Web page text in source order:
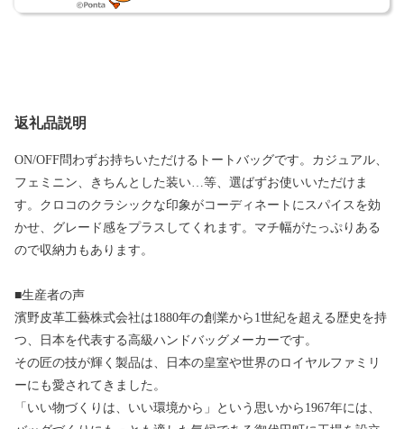
返礼品説明
ON/OFF問わずお持ちいただけるトートバッグです。カジュアル、
フェミニン、きちんとした装い…等、選ばずお使いいただけま
す。クロコのクラシックな印象がコーディネートにスパイスを効
かせ、グレード感をプラスしてくれます。マチ幅がたっぷりある
ので収納力もあります。
■生産者の声
濱野皮革工藝株式会社は1880年の創業から1世紀を超える歴史を持
つ、日本を代表する高級ハンドバッグメーカーです。
その匠の技が輝く製品は、日本の皇室や世界のロイヤルファミリ
ーにも愛されてきました。
「いい物づくりは、いい環境から」という思いから1967年には、